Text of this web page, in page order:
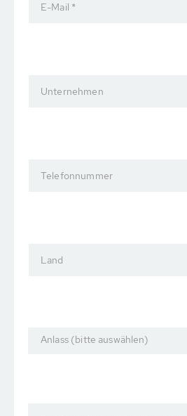
E-Mail *
Unternehmen
Telefonnummer
Land
Anlass (bitte auswählen)